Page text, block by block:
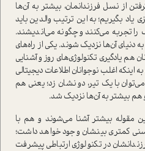
از نسل فرزندانمان، بيشتر به آن‌ها
ياد بگيريم؛ به اين ترتيب والدين‌ بايد
را تجربه مي‌كنند و چگونه مي‌انديشند.
به دنياي آن‌ها نزديك شوند. يكي از راه‌هاي
هم يادگيري تكنولوژي‌هاي روز و آشنايي
اينكه اغلب نوجوانان اطلاعات ديجيتالي
با يك تير، دو نشان زد؛ يعني هم
هم بيشتر به آن‌ها نزديك شد.
مقوله بيشتر آشنا مي‌شوند و هم با
كمتري بينشان وجود خواهد داشت؛
در تكنولوژي ارتباطي پيشرفت